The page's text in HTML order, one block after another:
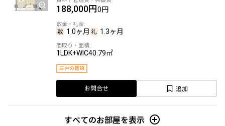
188,000円0円
1.0ヶ月 1.3ヶ月
1LDK+WIC40.79㎡
三井の賃貸
お問合せ 追加
すべてのお部屋を表示